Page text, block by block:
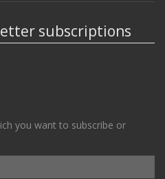
subscriptions
you want to subscribe or